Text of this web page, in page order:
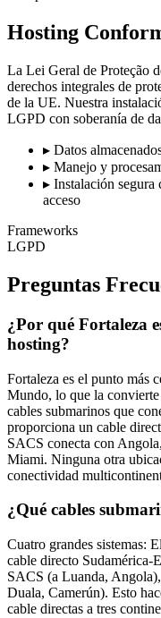
Hosting
La Lei Geral de Proteção
derechos integrales de
de la UE. Nuestra
LGPD con soberanía de
▸ Datos
▸ Manejo y
▸ Instalación segura
acceso
Frameworks
LGPD
Preguntas
¿Por qué Fortaleza
hosting?
Fortaleza es el punto más
Mundo, lo que la
cables submarinos que
proporciona un cable
SACS conecta con
Miami. Ninguna otra
conectividad
¿Qué cables
Cuatro grandes sistemas:
cable directo Sudamérica-
SACS (a Luanda,
Duala, Camerún). Esto
cable directas a tres